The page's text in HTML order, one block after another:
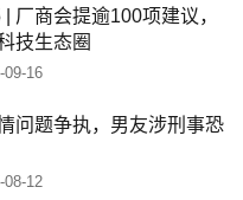
厂商会提逾100项建议，
技生态圈
09-16
问题争执，男友涉刑事恐
08-12